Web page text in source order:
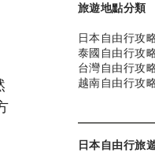
旅遊地點分類
日本自由行攻
泰國自由行攻
台灣自由行攻
越南自由行攻
日本自由行旅